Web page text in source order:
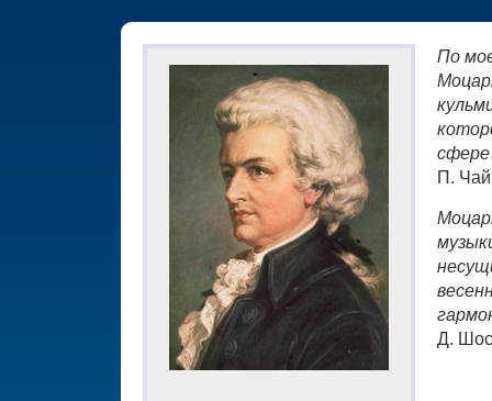
По
П.
Д.